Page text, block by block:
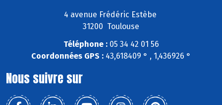
4 avenue Frédéric Estèbe
31200 Toulouse
Téléphone :05 34 42 01 56
Coordonnées GPS : 43,618409 ° , 1,436926 °
Nous suivre sur